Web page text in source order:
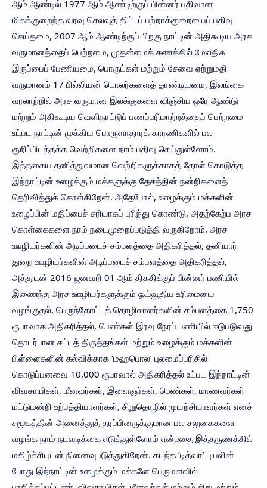
ஆம் ஆண்டில் 1977 ஆம் ஆண்டிற்குப் பின்னர் பதிவான
மிகக்குறைந்த வரவு செலவுத் திட்டப் பற்றாக்குறையைப் பதிவு
செய்தமை, 2007 ஆம் ஆண்டிற்குப் பிறகு நாட்டின் அதிகூடிய அரச
வருமானத்தைப் பெற்றமை, முதன்மைக் கணக்கில் மேலதிக
இருப்பைப் பேணியமை, பொருட்கள் மற்றும் சேவை ஏற்றுமதி
வருமானம் 17 பில்லியன் டொலர்களைத் தாண்டியமை, இலங்கை
வரலாற்றில் அரச வருமான இலக்குகளை விஞ்சிய ஒரே ஆண்டு
மற்றும் அதிகூடிய வெளிநாட்டுப் பணப்பரிமாற்றத்தைப் பெற்றமை
உட்பட நாட்டின் முக்கிய பொருளாதாரக் காரணிகளில் பல
குறிப்பிடத்தக்க வெற்றிகளை நாம் பதிவு செய்துள்ளோம்.
இத்தகைய தனித்துவமான வெற்றிகளுக்காகத் தோள் கொடுத்த
இந்நாட்டின் உழைக்கும் மக்களுக்கு தேசத்தின் நன்றிகளைத்
தெரிவித்துக் கொள்கிறேன். அதேபோல், உழைக்கும் மக்களின்
உழைப்பின் மதிப்பைச் சரியாகப் புரிந்து கொண்டு, அதற்கேற்ப அரச
கொள்கைகளை நாம் நடைமுறைப்படுத்தி வருகிறோம். அரச
ஊழியர்களின் அடிப்படைச் சம்பளத்தை அதிகரித்தல், தனியார்
துறை ஊழியர்களின் அடிப்படைச் சம்பளத்தை அதிகரித்தல்,
அத்துடன் 2016 ஜனவரி 01 ஆம் திகதிக்குப் பின்னர் பணியில்
இணைந்த அரச ஊழியர்களுக்கும் ஓய்வூதிய உரிமையை
வழங்குதல், பெருந்தோட்டத் தொழிலாளர்களின் சம்பளத்தை 1,750
ரூபாவாக அதிகரித்தல், பெண்கள் இரவு நேரப் பணியில் ஈடுபடுவது
தொடர்பான சட்டத் திருத்தங்கள் மற்றும் உழைக்கும் மக்களின்
பிள்ளைகளின் கல்விக்காக ‘மஹபொல’ புலமைப்பரிசில்
கொடுப்பனவை 10,000 ரூபாவால் அதிகரித்தல் உட்பட இந்நாட்டின்
விவசாயிகள், மீனவர்கள், இளைஞர்கள், பெண்கள், மாணவர்கள்
மட்டுமன்றி உற்பத்தியாளர்கள், சிறுதொழில் முயற்சியாளர்கள் எனச்
சமூகத்தின் அனைத்துத் தரப்பினருக்குமான பல சலுகைகளை
வழங்க நாம் நடவடிக்கை எடுத்துள்ளோம் என்பதை இத்தருணத்தில்
மகிழ்ச்சியுடன் நினைவுபடுத்துகிறேன். கடந்த ‘டித்வா’ புயலின்
போது இந்நாட்டின் உழைக்கும் மக்களே பெருமளவில்